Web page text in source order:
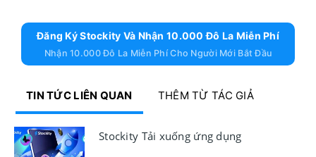
Đăng Ký Stockity Và Nhận 10.000 Đô La Miễn Phí
Nhận 10.000 Đô La Miễn Phí Cho Người Mới Bắt Đầu
TIN TỨC LIÊN QUAN THÊM TỪ TÁC GIẢ
Stockity Tải xuống ứng dụng